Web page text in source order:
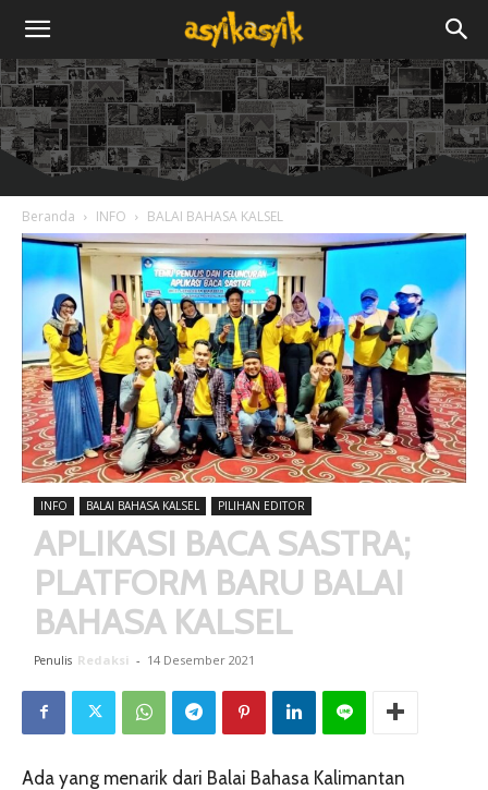
Beranda INFO BALAI BAHASA KALSEL
INFO BALAI BAHASA KALSEL PILIHAN EDITOR
APLIKASI BACA SASTRA;
PLATFORM BARU BALAI
BAHASA KALSEL
Penulis Redaksi - 14 Desember 2021
Ada yang menarik dari Balai Bahasa Kalimantan